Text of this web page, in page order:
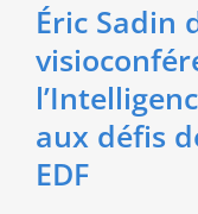
Éric Sadin
aux défis
EDF